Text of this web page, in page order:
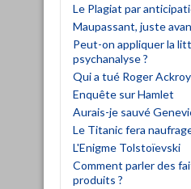
Le Plagiat par
Maupassant, juste
Peut-on appliquer la
psychanalyse ?
Qui a tué Roger
Enquête sur Hamlet
Aurais-je sauvé
Le Titanic fera
L'Enigme Tolstoïevski
Comment parler des
produits ?